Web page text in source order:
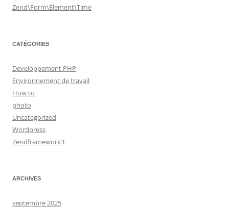
Zend\Form\Element\Time
CATÉGORIES
Developpement PHP
Environnement de travail
How to
photo
Uncategorized
Wordpress
Zendframework3
ARCHIVES
septembre 2025